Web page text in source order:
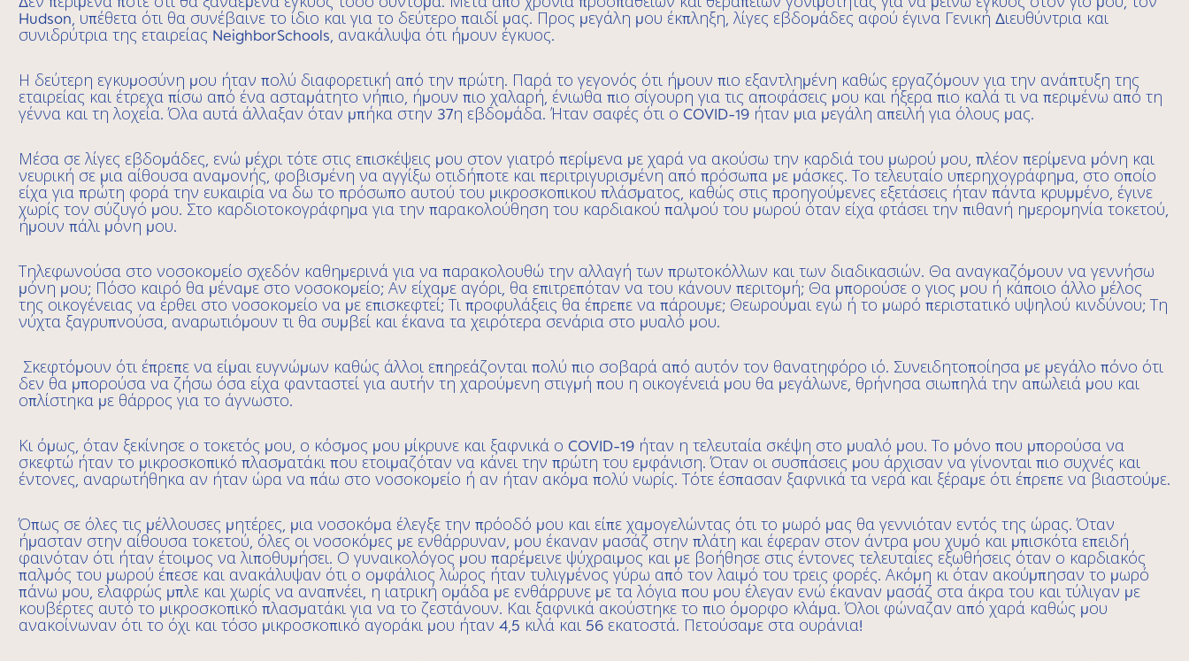
Hudson, υπέθετα ότι θα συνέβαινε το ίδιο και για το δεύτερο παιδί μας. Προς μεγάλη μου έκπληξη, λίγες εβδομάδες αφού έγινα Γενική Διευθύντρια και
συνιδρύτρια της εταιρείας NeighborSchools, ανακάλυψα ότι ήμουν έγκυος.
Η δεύτερη εγκυμοσύνη μου ήταν πολύ διαφορετική από την πρώτη. Παρά το γεγονός ότι ήμουν πιο εξαντλημένη καθώς εργαζόμουν για την ανάπτυξη της
εταιρείας και έτρεχα πίσω από ένα ασταμάτητο νήπιο, ήμουν πιο χαλαρή, ένιωθα πιο σίγουρη για τις αποφάσεις μου και ήξερα πιο καλά τι να περιμένω από τη
γέννα και τη λοχεία. Όλα αυτά άλλαξαν όταν μπήκα στην 37η εβδομάδα. Ήταν σαφές ότι ο COVID-19 ήταν μια μεγάλη απειλή για όλους μας.
Μέσα σε λίγες εβδομάδες, ενώ μέχρι τότε στις επισκέψεις μου στον γιατρό περίμενα με χαρά να ακούσω την καρδιά του μωρού μου, πλέον περίμενα μόνη και
νευρική σε μια αίθουσα αναμονής, φοβισμένη να αγγίξω οτιδήποτε και περιτριγυρισμένη από πρόσωπα με μάσκες. Το τελευταίο υπερηχογράφημα, στο οποίο
είχα για πρώτη φορά την ευκαιρία να δω το πρόσωπο αυτού του μικροσκοπικού πλάσματος, καθώς στις προηγούμενες εξετάσεις ήταν πάντα κρυμμένο, έγινε
χωρίς τον σύζυγό μου. Στο καρδιοτοκογράφημα για την παρακολούθηση του καρδιακού παλμού του μωρού όταν είχα φτάσει την πιθανή ημερομηνία τοκετού,
ήμουν πάλι μόνη μου.
Τηλεφωνούσα στο νοσοκομείο σχεδόν καθημερινά για να παρακολουθώ την αλλαγή των πρωτοκόλλων και των διαδικασιών. Θα αναγκαζόμουν να γεννήσω
μόνη μου; Πόσο καιρό θα μέναμε στο νοσοκομείο; Αν είχαμε αγόρι, θα επιτρεπόταν να του κάνουν περιτομή; Θα μπορούσε ο γιος μου ή κάποιο άλλο μέλος
της οικογένειας να έρθει στο νοσοκομείο να με επισκεφτεί; Τι προφυλάξεις θα έπρεπε να πάρουμε; Θεωρούμαι εγώ ή το μωρό περιστατικό υψηλού κινδύνου; Τη
νύχτα ξαγρυπνούσα, αναρωτιόμουν τι θα συμβεί και έκανα τα χειρότερα σενάρια στο μυαλό μου.
Σκεφτόμουν ότι έπρεπε να είμαι ευγνώμων καθώς άλλοι επηρεάζονται πολύ πιο σοβαρά από αυτόν τον θανατηφόρο ιό. Συνειδητοποίησα με μεγάλο πόνο ότι
δεν θα μπορούσα να ζήσω όσα είχα φανταστεί για αυτήν τη χαρούμενη στιγμή που η οικογένειά μου θα μεγάλωνε, θρήνησα σιωπηλά την απώλειά μου και
οπλίστηκα με θάρρος για το άγνωστο.
Κι όμως, όταν ξεκίνησε ο τοκετός μου, ο κόσμος μου μίκρυνε και ξαφνικά ο COVID-19 ήταν η τελευταία σκέψη στο μυαλό μου. Το μόνο που μπορούσα να
σκεφτώ ήταν το μικροσκοπικό πλασματάκι που ετοιμαζόταν να κάνει την πρώτη του εμφάνιση. Όταν οι συσπάσεις μου άρχισαν να γίνονται πιο συχνές και
έντονες, αναρωτήθηκα αν ήταν ώρα να πάω στο νοσοκομείο ή αν ήταν ακόμα πολύ νωρίς. Τότε έσπασαν ξαφνικά τα νερά και ξέραμε ότι έπρεπε να βιαστούμε.
Όπως σε όλες τις μέλλουσες μητέρες, μια νοσοκόμα έλεγξε την πρόοδό μου και είπε χαμογελώντας ότι το μωρό μας θα γεννιόταν εντός της ώρας. Όταν
ήμασταν στην αίθουσα τοκετού, όλες οι νοσοκόμες με ενθάρρυναν, μου έκαναν μασάζ στην πλάτη και έφεραν στον άντρα μου χυμό και μπισκότα επειδή
φαινόταν ότι ήταν έτοιμος να λιποθυμήσει. Ο γυναικολόγος μου παρέμεινε ψύχραιμος και με βοήθησε στις έντονες τελευταίες εξωθήσεις όταν ο καρδιακός
παλμός του μωρού έπεσε και ανακάλυψαν ότι ο ομφάλιος λώρος ήταν τυλιγμένος γύρω από τον λαιμό του τρεις φορές. Ακόμη κι όταν ακούμπησαν το μωρό
πάνω μου, ελαφρώς μπλε και χωρίς να αναπνέει, η ιατρική ομάδα με ενθάρρυνε με τα λόγια που μου έλεγαν ενώ έκαναν μασάζ στα άκρα του και τύλιγαν με
κουβέρτες αυτό το μικροσκοπικό πλασματάκι για να το ζεστάνουν. Και ξαφνικά ακούστηκε το πιο όμορφο κλάμα. Όλοι φώναζαν από χαρά καθώς μου
ανακοίνωναν ότι το όχι και τόσο μικροσκοπικό αγοράκι μου ήταν 4,5 κιλά και 56 εκατοστά. Πετούσαμε στα ουράνια!